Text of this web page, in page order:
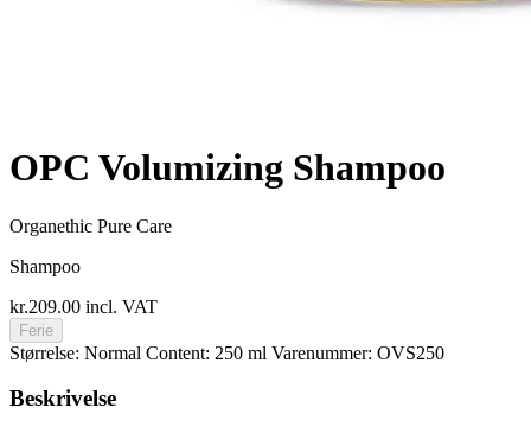
OPC Volumizing Shampoo
Organethic Pure Care
Shampoo
kr.209.00 incl. VAT
Ferie
Størrelse: Normal Content: 250 ml Varenummer: OVS250
Beskrivelse